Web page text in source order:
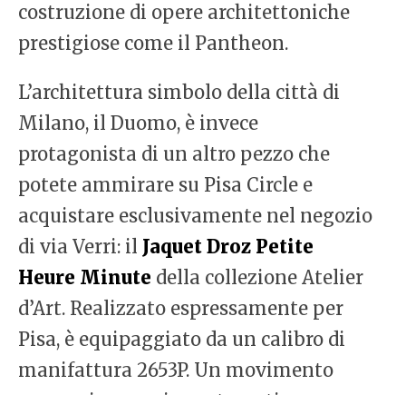
costruzione di opere architettoniche
prestigiose come il Pantheon.
L’architettura simbolo della città di
Milano, il Duomo, è invece
protagonista di un altro pezzo che
potete ammirare su Pisa Circle e
acquistare esclusivamente nel negozio
di via Verri: il Jaquet Droz Petite
Heure Minute della collezione Atelier
d’Art. Realizzato espressamente per
Pisa, è equipaggiato da un calibro di
manifattura 2653P. Un movimento